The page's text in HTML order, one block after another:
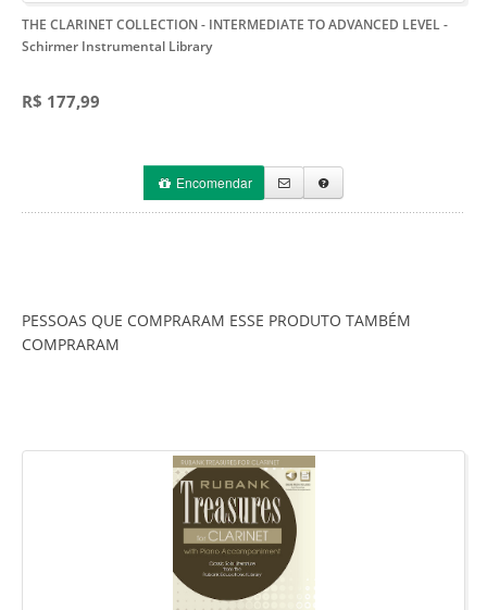
THE CLARINET COLLECTION - INTERMEDIATE TO ADVANCED LEVEL-
Schirmer Instrumental Library
R$ 177,99
Encomendar
PESSOAS QUE COMPRARAM ESSE PRODUTO TAMBÉM
COMPRARAM